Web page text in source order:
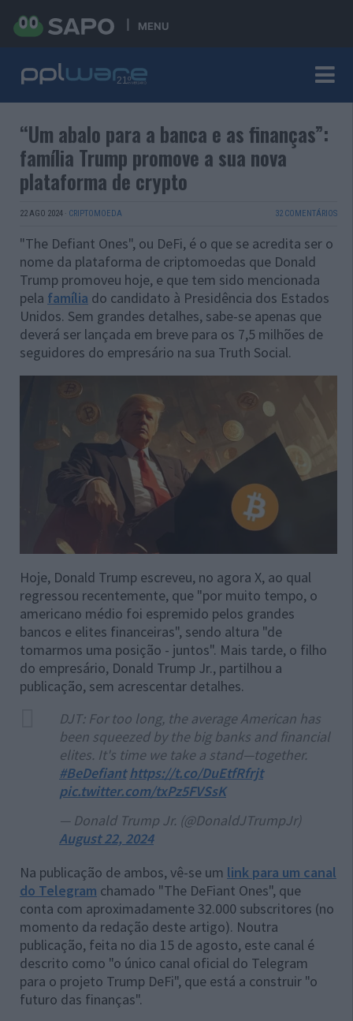
MENU
“Um abalo para a banca e as finanças”:
família Trump promove a sua nova
plataforma de crypto
22 AGO 2024 · CRIPTOMOEDA 32 COMENTÁRIOS
"The Defiant Ones", ou DeFi, é o que se acredita ser o
nome da plataforma de criptomoedas que Donald
Trump promoveu hoje, e que tem sido mencionada
pela família do candidato à Presidência dos Estados
Unidos. Sem grandes detalhes, sabe-se apenas que
deverá ser lançada em breve para os 7,5 milhões de
seguidores do empresário na sua Truth Social.
Hoje, Donald Trump escreveu, no agora X, ao qual
regressou recentemente, que "por muito tempo, o
americano médio foi espremido pelos grandes
bancos e elites financeiras", sendo altura "de
tomarmos uma posição - juntos". Mais tarde, o filho
do empresário, Donald Trump Jr., partilhou a
publicação, sem acrescentar detalhes.
DJT: For too long, the average American has
been squeezed by the big banks and financial
elites. It's time we take a stand—together.
#BeDefiant https://t.co/DuEtfRfrjt
pic.twitter.com/txPz5FVSsK
— Donald Trump Jr. (@DonaldJTrumpJr)
August 22, 2024
Na publicação de ambos, vê-se um link para um canal
do Telegram chamado "The DeFiant Ones", que
conta com aproximadamente 32.000 subscritores (no
momento da redação deste artigo). Noutra
publicação, feita no dia 15 de agosto, este canal é
descrito como "o único canal oficial do Telegram
para o projeto Trump DeFi", que está a construir "o
futuro das finanças".